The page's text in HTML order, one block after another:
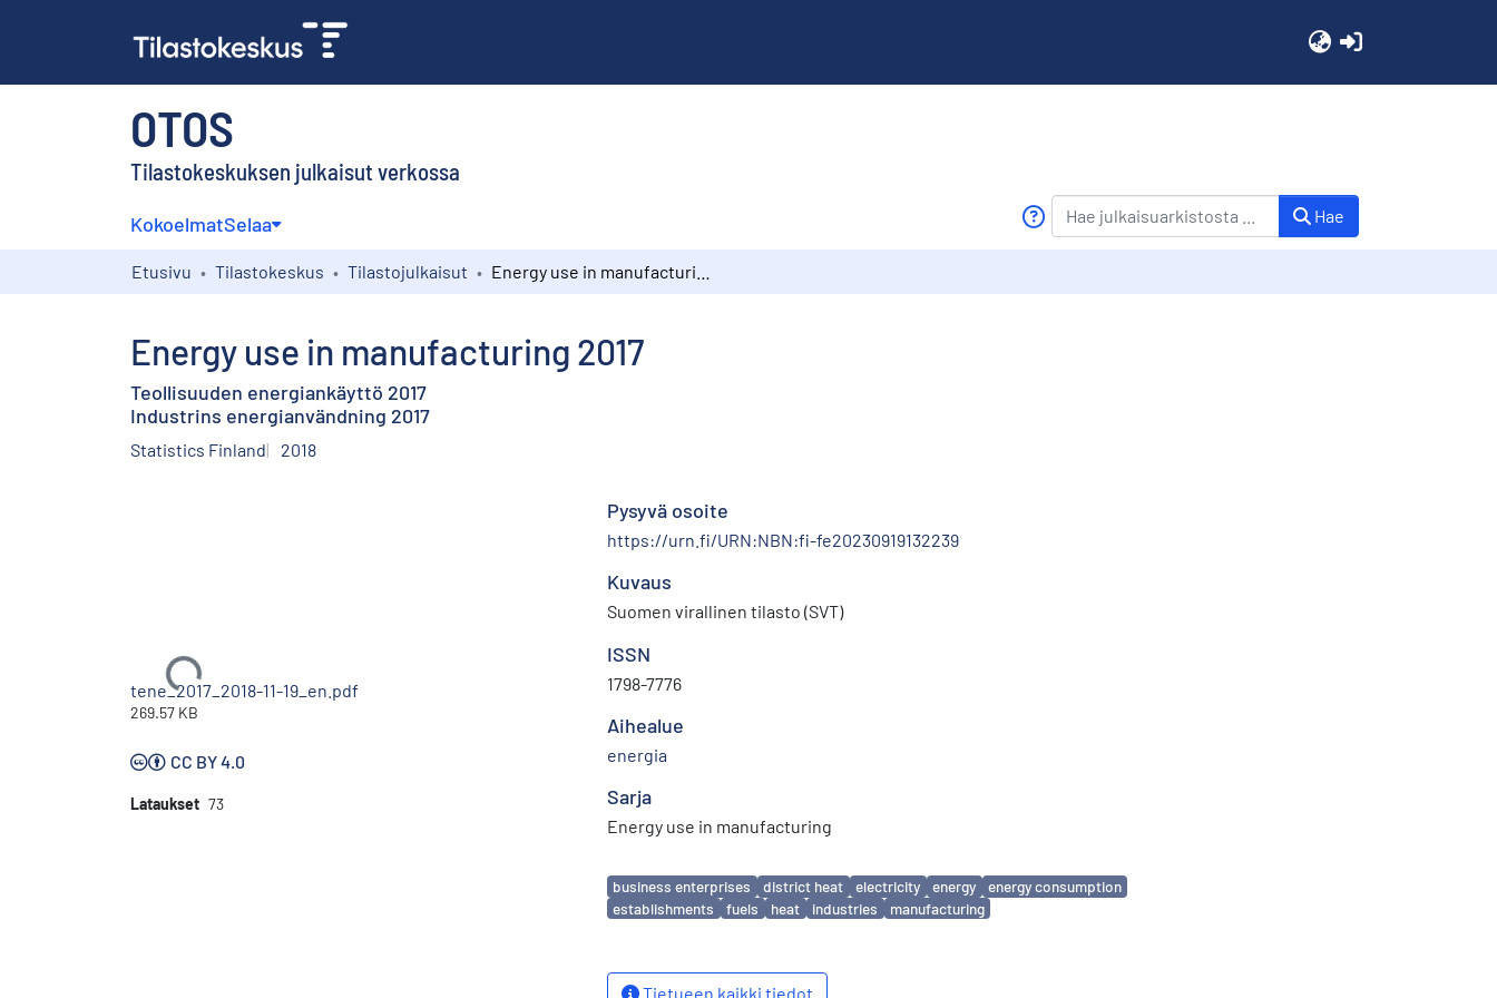
OTOS
Tilastokeskuksen julkaisut verkossa
KokoelmatSelaa Hae
Etusivu Tilastokeskus Tilastojulkaisut
Energy use in manufacturing 2017
Teollisuuden energiankäyttö 2017
Industrins energianvändning 2017
Statistics Finland 2018
Ladataan...
tene_2017_2018-11-19_en.pdf
269.57 KB
CC BY 4.0
Lataukset 73
Pysyvä osoite
https://urn.fi/URN:NBN:fi-fe20230919132239
Kuvaus
Suomen virallinen tilasto (SVT)
ISSN
1798-7776
Aihealue
energia
Sarja
Energy use in manufacturing
Avainsanat
business enterprises district heat electricity energy
energy consumption
establishments
fuels heat industries manufacturing
Tietueen kaikki tiedot